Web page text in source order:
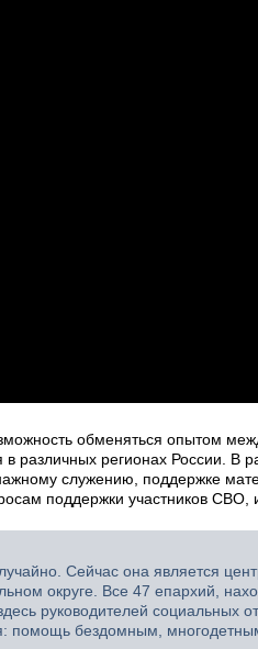
обменяться опытом
в различных регионах России. В
служению, поддержке
поддержки участников
Сейчас она является
округе. Все 47 епархий,
руководителей
помощь бездомным,